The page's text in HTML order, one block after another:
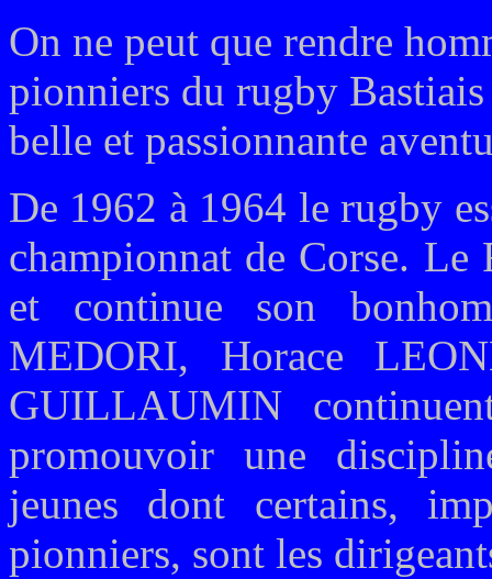
On ne peut que rendre
pionniers du rugby
belle et passionnante
De 1962 à 1964 le rugby
championnat de Corse.
et continue son
MEDORI, Horace
GUILLAUMIN
promouvoir une
jeunes dont certains,
pionniers, sont les